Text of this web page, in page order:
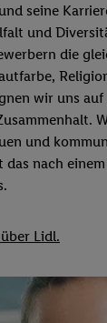
seine
und
die
wir uns auf
und
nach
Lidl.